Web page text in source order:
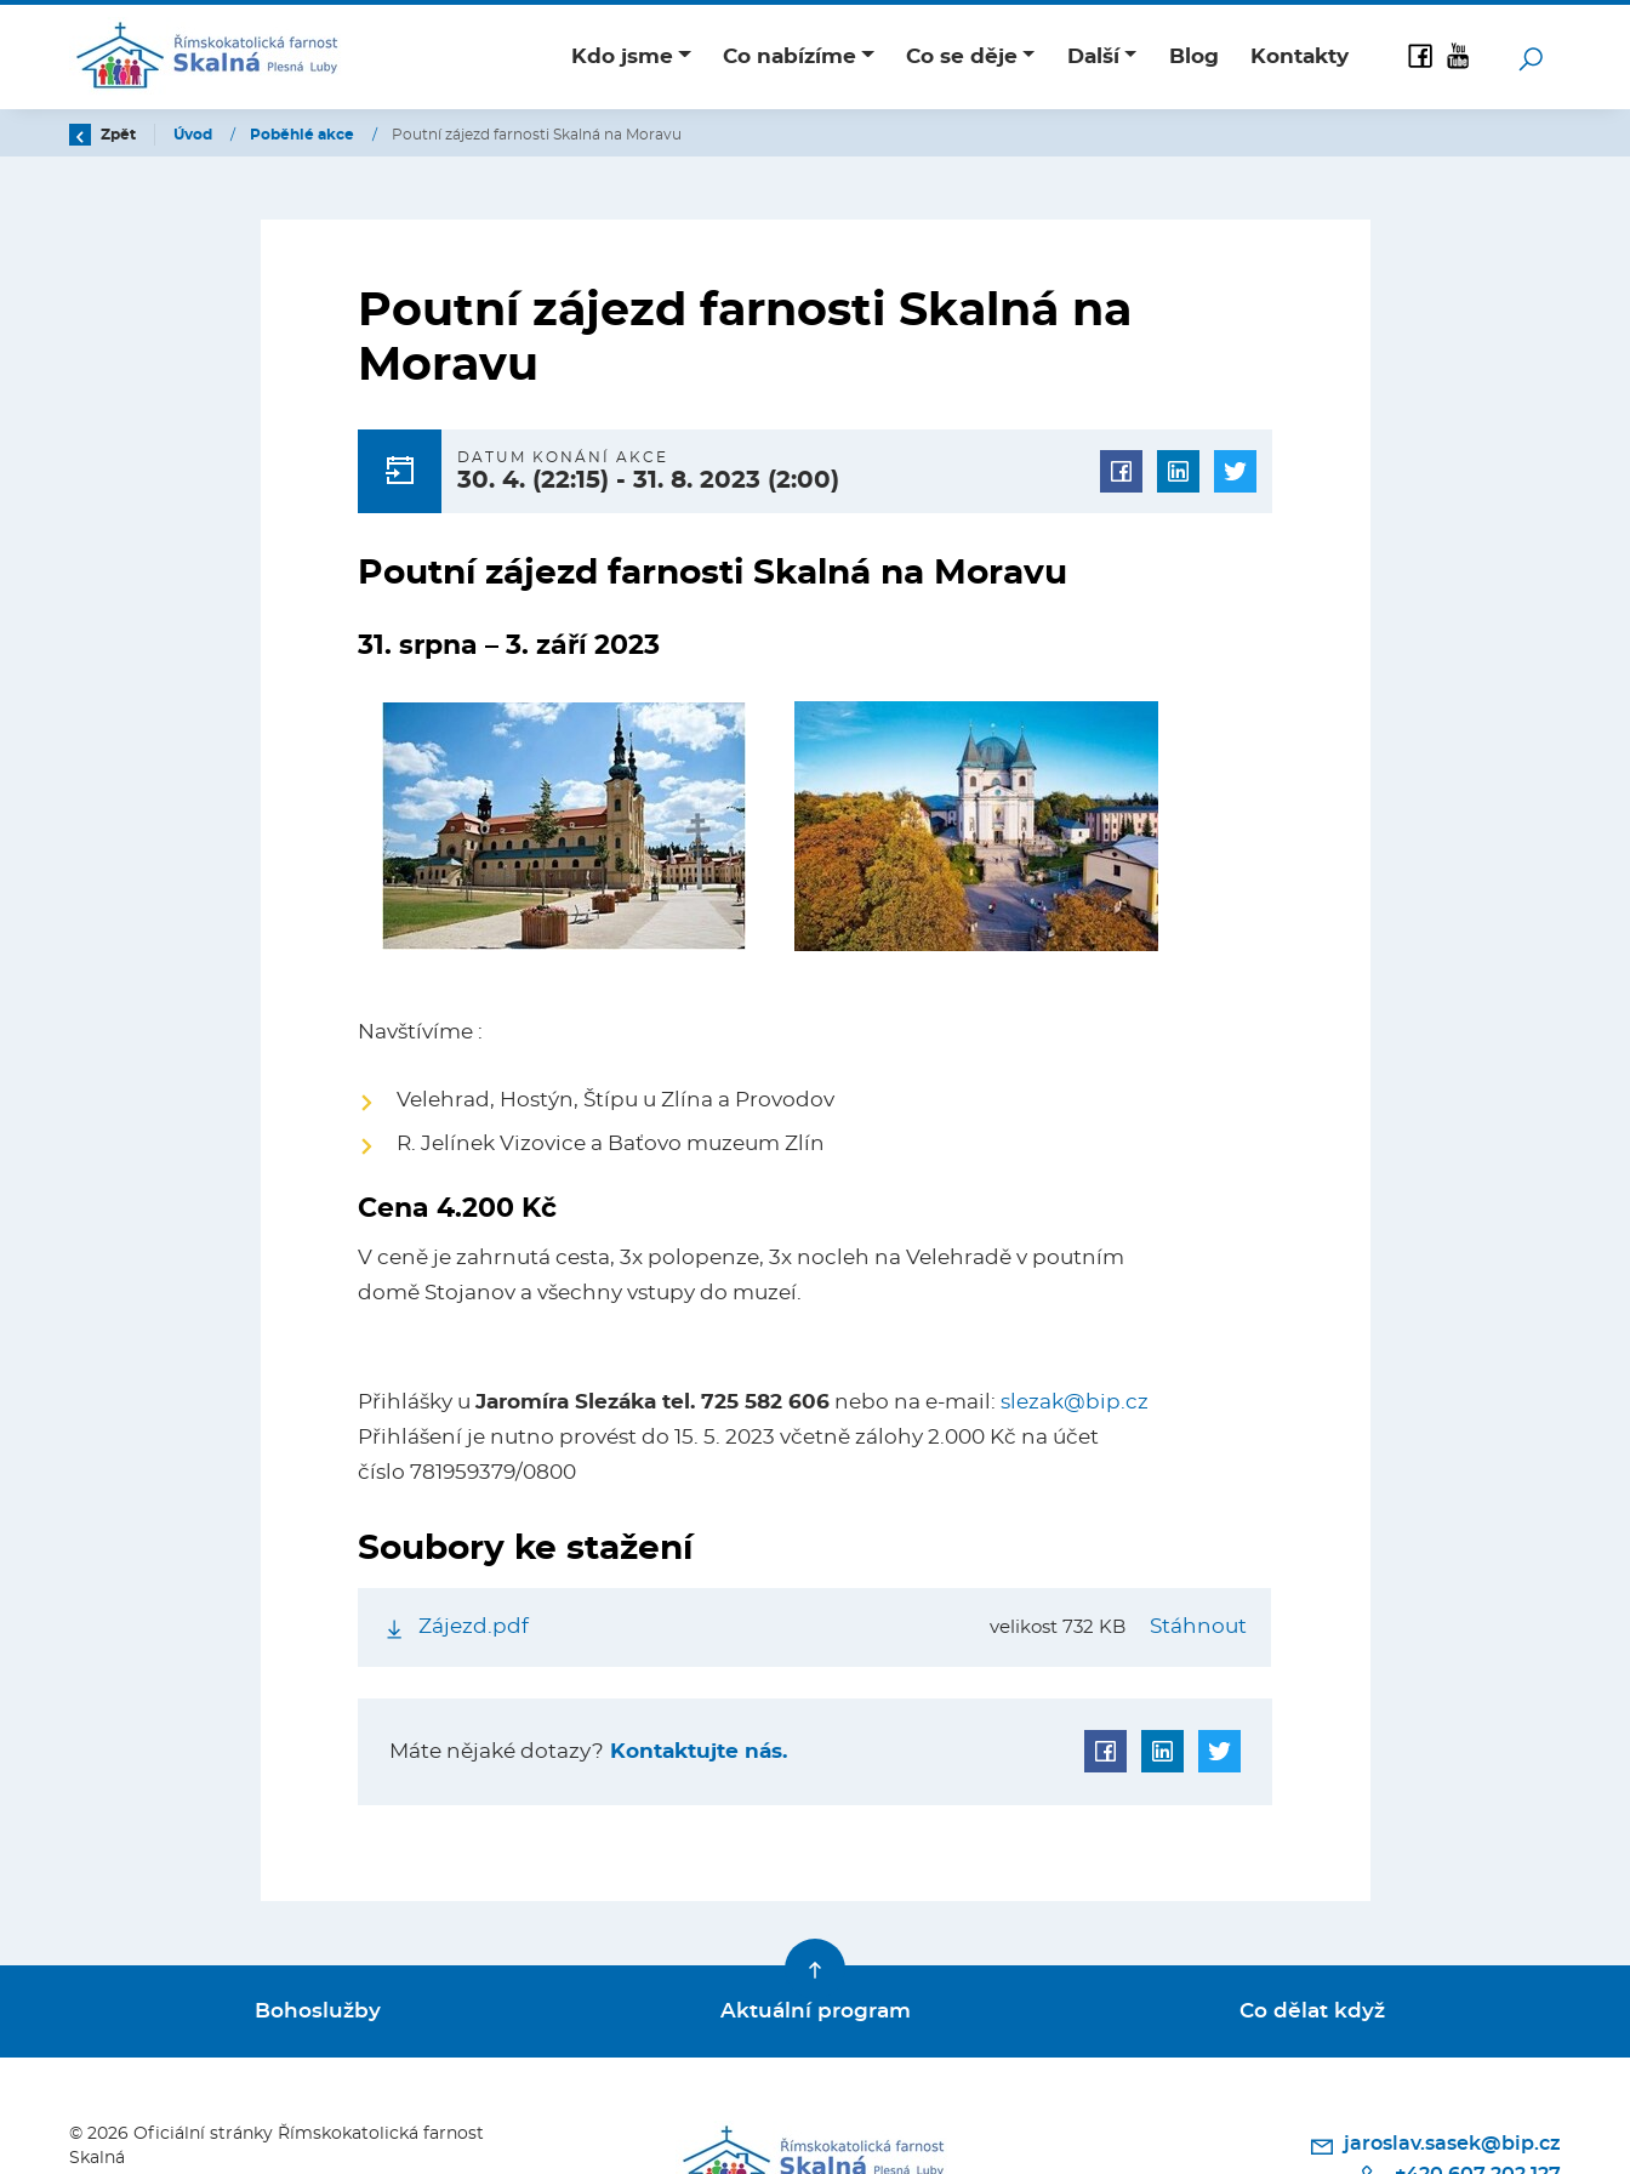
Kdo jsme Co nabízíme Co se děje Další Blog Kontakty
Zpět Úvod / Poběhlé akce / Poutní zájezd farnosti Skalná na Moravu
Poutní zájezd farnosti Skalná na
Moravu
DATUM KONÁNÍ AKCE
30. 4. (22:15) -31. 8. 2023 (2:00)
Poutní zájezd farnosti Skalná na Moravu
31. srpna – 3. září 2023
Navštívíme :
Velehrad, Hostýn, Štípu u Zlína a Provodov
R. Jelínek Vizovice a Baťovo muzeum Zlín
Cena 4.200 Kč
V ceně je zahrnutá cesta, 3x polopenze, 3x nocleh na Velehradě v poutním
domě Stojanov a všechny vstupy do muzeí.
Přihlášky uJaromíra Slezáka tel. 725 582 606 nebo na e-mail:slezak@bip.cz
Přihlášení je nutno provést do 15. 5. 2023 včetně zálohy 2.000 Kč na účet
číslo 781959379/0800
Soubory ke stažení
Zájezd.pdf velikost 732 KB Stáhnout
Máte nějaké dotazy? Kontaktujte nás.
Bohoslužby Aktuální program Co dělat když
jaroslav.sasek@bip.cz
© 2026 Oficiální stránky Římskokatolická farnost
Skalná